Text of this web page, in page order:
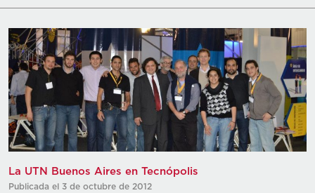
La UTN Buenos Aires en Tecnópolis
Publicada el 3 de octubre de 2012